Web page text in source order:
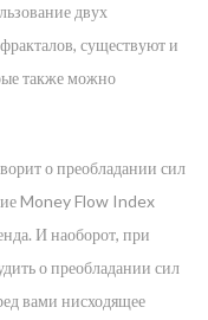
двух
существуют и
также можно
о преобладании сил
Money Flow Index
И наоборот, при
о преобладании сил
вами нисходящее